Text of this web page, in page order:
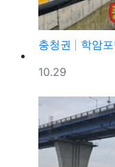
충청권
학암포
등록일
10.29